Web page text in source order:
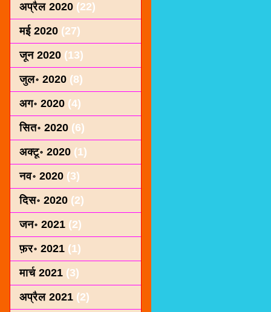
अप्रैल 2020 (22)
मई 2020 (27)
जून 2020 (13)
जुल॰ 2020 (8)
अग॰ 2020 (4)
सित॰ 2020 (6)
अक्टू॰ 2020 (1)
नव॰ 2020 (3)
दिस॰ 2020 (2)
जन॰ 2021 (2)
फ़र॰ 2021 (1)
मार्च 2021 (3)
अप्रैल 2021 (2)